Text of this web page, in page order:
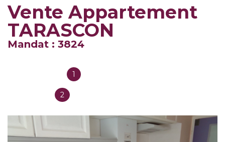
Vente Appartement
TARASCON
Mandat : 3824
1
2